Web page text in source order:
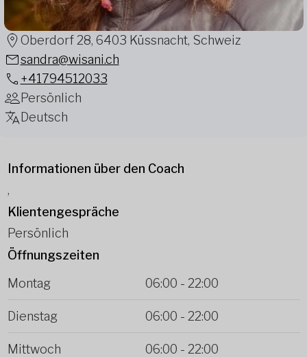
Oberdorf 28, 6403 Küssnacht, Schweiz
sandra@wisani.ch
+41794512033
Persönlich
Deutsch
Informationen über den Coach
,
Klientengespräche
Persönlich
Öffnungszeiten
Montag
06:00 - 22:00
Dienstag 06:00 - 22:00
Mittwoch 06:00 - 22:00